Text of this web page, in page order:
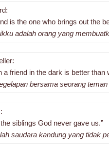
is the one who brings out the
adalah orang yang
a friend in the dark is better than
bersama seorang
siblings God never gave us.”
saudara kandung yang tidak